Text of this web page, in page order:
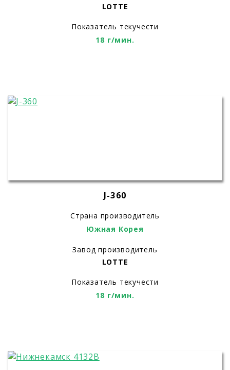
LOTTE
Показатель текучести
18 г/мин.
J-360
Страна производитель
Южная Корея
Завод производитель
LOTTE
Показатель текучести
18 г/мин.